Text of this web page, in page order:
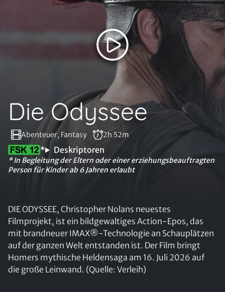
Die Odyssee
Abenteuer, Fantasy 2h 52m
* Deskriptoren
* In Begleitung der Eltern oder einer erziehungsbeauftragten
Person für Kinder ab 6 Jahren erlaubt
DIE ODYSSEE, Christopher Nolans neuestes
Filmprojekt, ist ein bildgewaltiges Action-Epos, das
mit brandneuer IMAX®-Technologie an Schauplätzen
auf der ganzen Welt entstanden ist. Der Film bringt
Homers mythische Heldensaga am 16. Juli 2026 auf
die große Leinwand. (Quelle: Verleih)